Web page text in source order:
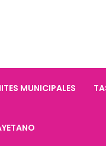
MUNICIPALES